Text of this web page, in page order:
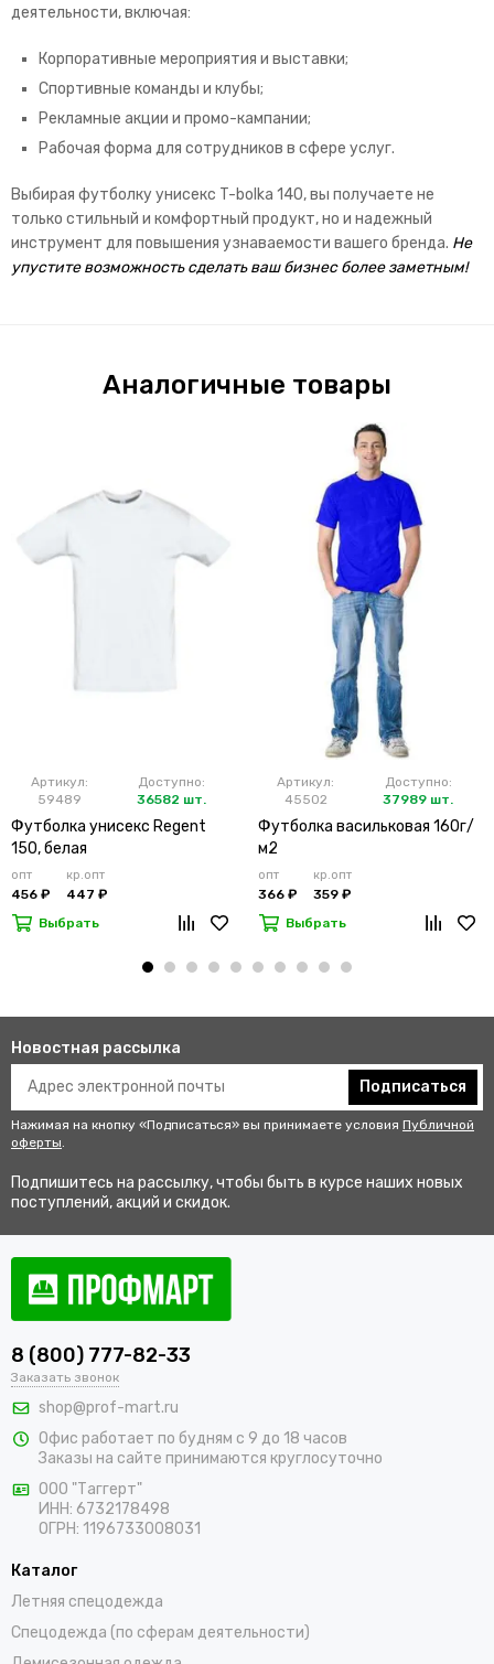
деятельности, включая:
Корпоративные мероприятия и выставки;
Спортивные команды и клубы;
Рекламные акции и промо-кампании;
Рабочая форма для сотрудников в сфере услуг.
Выбирая футболку унисекс T-bolka 140, вы получаете не
только стильный и комфортный продукт, но и надежный
инструмент для повышения узнаваемости вашего бренда. Не
упустите возможность сделать ваш бизнес более заметным!
Аналогичные товары
Артикул:
59489
Доступно:
36582 шт.
Футболка унисекс Regent
150, белая
опт
456 ₽
кр.опт
447 ₽
Выбрать
Артикул:
45502
Доступно:
37989 шт.
Футболка васильковая 160г/
м2
опт
366 ₽
кр.опт
359 ₽
Выбрать
Новостная рассылка
Подписаться
Нажимая на кнопку «Подписаться» вы принимаете условия Публичной
оферты.
Подпишитесь на рассылку, чтобы быть в курсе наших новых
поступлений, акций и скидок.
8 (800) 777-82-33
Заказать звонок
shop@prof-mart.ru
Офис работает по будням с 9 до 18 часов
Заказы на сайте принимаются круглосуточно
ООО "Таггерт"
ИНН: 6732178498
ОГРН: 1196733008031
Каталог
Летняя спецодежда
Спецодежда (по сферам деятельности)